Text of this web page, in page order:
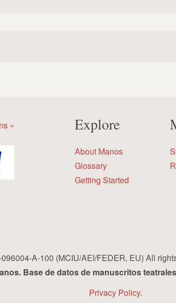
» Explore
About Manos
Glossary
Getting Started
A-100 (MCIU/AEI/FEDER, EU) All
Base de datos de manuscritos
Privacy Policy.